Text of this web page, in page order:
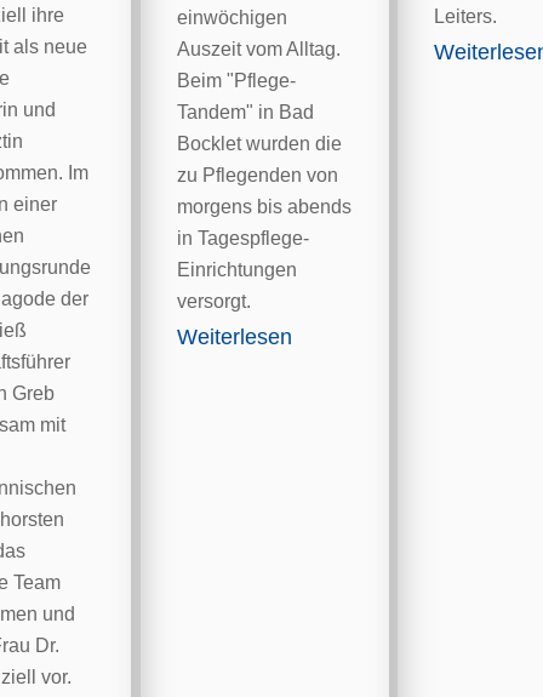
ihre
als neue
und
Im
einer
der
Greb
mit
Team
und
Dr.
vor.
einwöchigen
Auszeit vom Alltag.
Beim "Pflege-
Tandem" in Bad
Bocklet wurden die
zu Pflegenden von
morgens bis abends
in Tagespflege-
Einrichtungen
versorgt.
Weiterlesen
Leiters.